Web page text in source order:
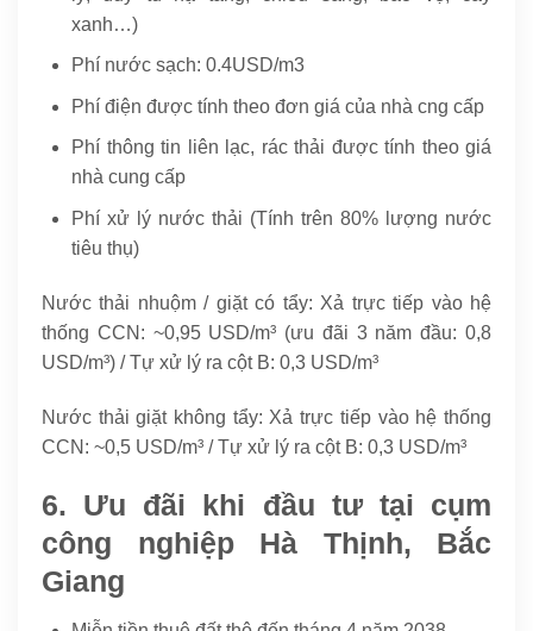
xanh…)
Phí nước sạch: 0.4USD/m3
Phí điện được tính theo đơn giá của nhà cng cấp
Phí thông tin liên lạc, rác thải được tính theo giá
nhà cung cấp
Phí xử lý nước thải (Tính trên 80% lượng nước
tiêu thụ)
Nước thải nhuộm / giặt có tẩy: Xả trực tiếp vào hệ
thống CCN: ~0,95 USD/m³ (ưu đãi 3 năm đầu: 0,8
USD/m³) / Tự xử lý ra cột B: 0,3 USD/m³
Nước thải giặt không tẩy: Xả trực tiếp vào hệ thống
CCN: ~0,5 USD/m³ / Tự xử lý ra cột B: 0,3 USD/m³
6. Ưu đãi khi đầu tư tại cụm
công nghiệp Hà Thịnh, Bắc
Giang